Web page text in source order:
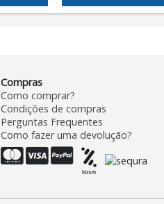
Compras
Como comprar?
Condições de compras
Perguntas Frequentes
Como fazer uma devolução?